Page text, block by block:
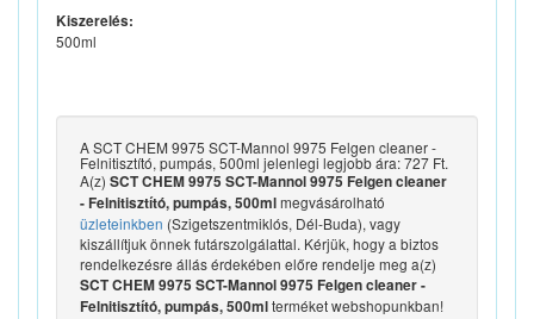
Kiszerelés:
500ml
A SCT CHEM 9975 SCT-Mannol 9975 Felgen cleaner -
Felnitisztító, pumpás, 500ml jelenlegi legjobb ára: 727 Ft.
A(z) SCT CHEM 9975 SCT-Mannol 9975 Felgen cleaner
- Felnitisztító, pumpás, 500mlmegvásárolható
üzleteinkben (Szigetszentmiklós, Dél-Buda), vagy
kiszállítjuk önnek futárszolgálattal. Kérjük, hogy a biztos
rendelkezésre állás érdekében előre rendelje meg a(z)
SCT CHEM 9975 SCT-Mannol 9975 Felgen cleaner -
Felnitisztító, pumpás, 500mlterméket webshopunkban!